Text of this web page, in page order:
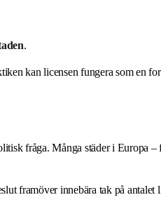
.
kan licensen fungera som en
fråga. Många städer i Europa –
framöver innebära tak på antalet